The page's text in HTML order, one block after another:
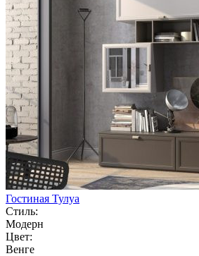
Гостиная Тулуа
Стиль:
Модерн
Цвет:
Венге